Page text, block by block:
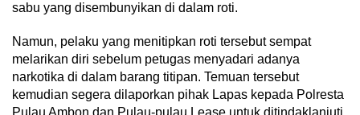
sabu yang disembunyikan di dalam roti.
Namun, pelaku yang menitipkan roti tersebut sempat
melarikan diri sebelum petugas menyadari adanya
narkotika di dalam barang titipan. Temuan tersebut
kemudian segera dilaporkan pihak Lapas kepada Polresta